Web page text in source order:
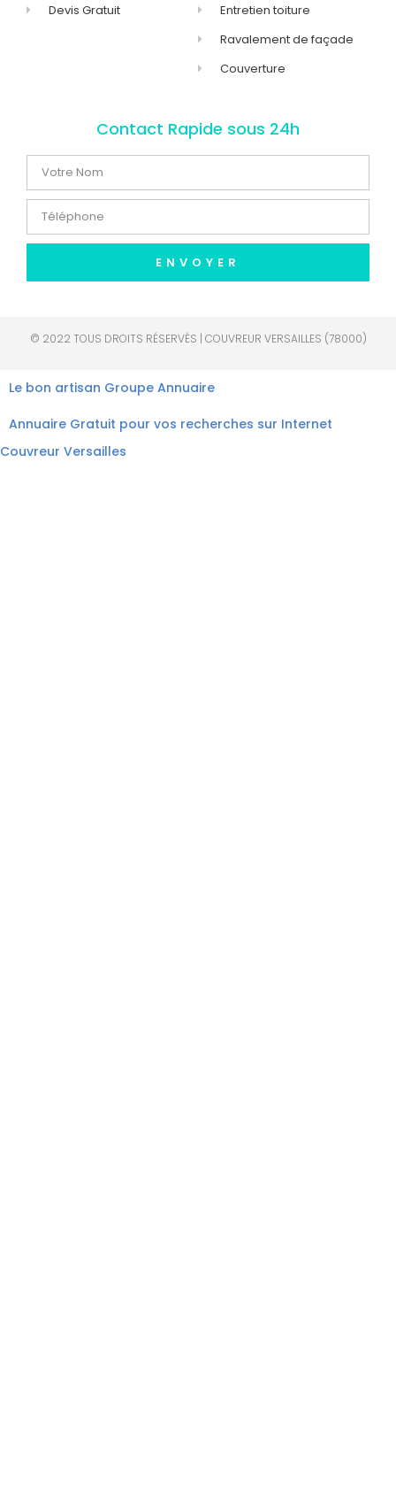
Devis Gratuit
Entretien toiture
Ravalement de façade
Couverture
Contact Rapide sous 24h
ENVOYER
© 2022 TOUS DROITS RÉSERVÉS | COUVREUR VERSAILLES (78000)
Le bon artisan Groupe Annuaire
Annuaire Gratuit pour vos recherches sur Internet
Couvreur Versailles